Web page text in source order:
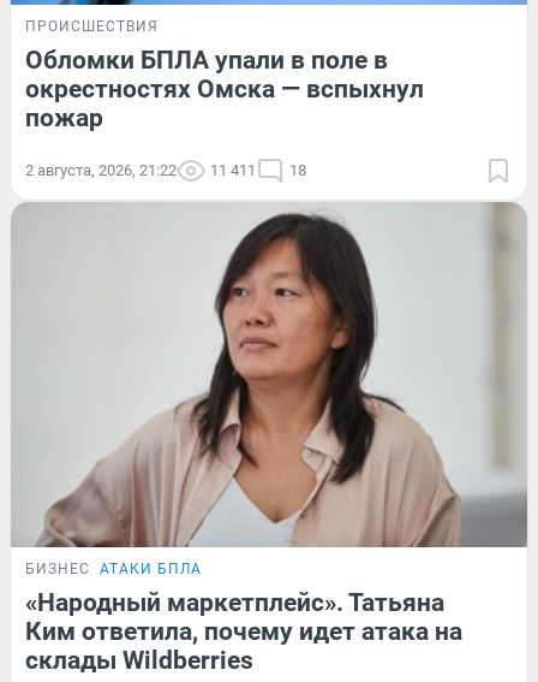
ПРОИСШЕСТВИЯ
Обломки БПЛА упали в поле в
окрестностях Омска — вспыхнул
пожар
2 августа, 2026, 21:22 11 411 18
БИЗНЕС АТАКИ БПЛА
«Народный маркетплейс». Татьяна
Ким ответила, почему идет атака на
склады Wildberries